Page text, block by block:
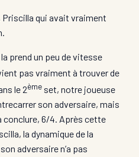
Priscilla qui avait vraiment
prend un peu de vitesse
pas vraiment à trouver de
le 2ème set, notre joueuse
son adversaire, mais
conclure, 6/4. Après cette
la dynamique de la
adversaire n’a pas